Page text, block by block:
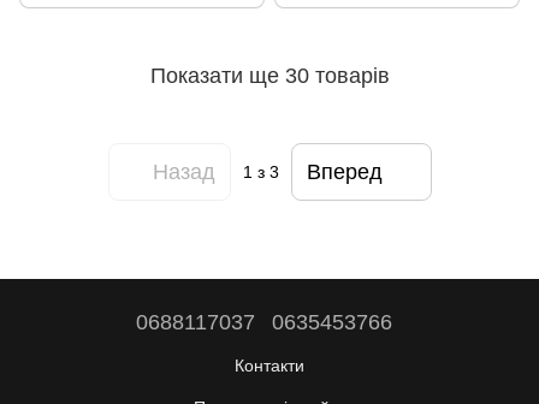
Показати ще 30 товарів
Назад 1з 3 Вперед
0688117037 0635453766
Контакти